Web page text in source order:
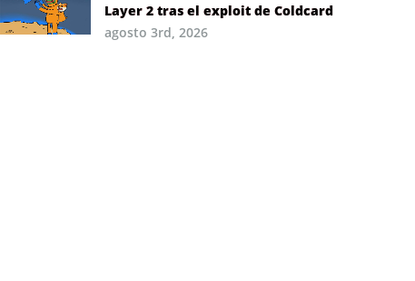
Layer 2 tras el exploit de Coldcard
agosto 3rd, 2026